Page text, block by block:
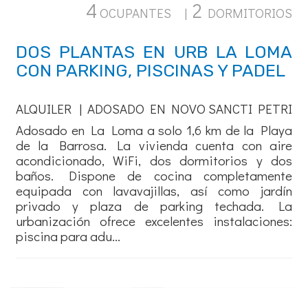
4 OCUPANTES | 2 DORMITORIOS
DOS PLANTAS EN URB LA LOMA
CON PARKING, PISCINAS Y PADEL
ALQUILER | ADOSADO EN NOVO SANCTI PETRI
Adosado en La Loma a solo 1,6 km de la Playa
de la Barrosa. La vivienda cuenta con aire
acondicionado, WiFi, dos dormitorios y dos
baños. Dispone de cocina completamente
equipada con lavavajillas, así como jardín
privado y plaza de parking techada. La
urbanización ofrece excelentes instalaciones:
piscina para adu...